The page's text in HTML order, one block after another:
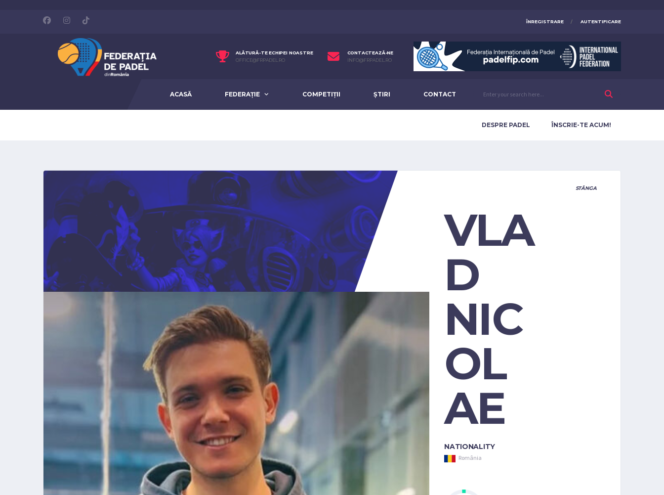
ÎNREGISTRARE AUTENTIFICARE
ALĂTURĂ-TE ECHIPEI NOASTRE
OFFICE@FRPADEL.RO
CONTACTEAZĂ-NE
INFO@FRPADEL.RO
ACASĂ FEDERAȚIE COMPETIȚII ȘTIRI CONTACT
DESPRE PADEL ÎNSCRIE-TE ACUM!
VLA
D
NIC
OL
AE
NATIONALITY
România
STÂNGA